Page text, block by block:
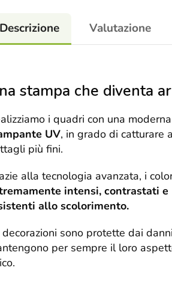
Descrizione Valutazione
stampa che diventa
i quadri con una moderna
UV, in grado di catturare
più fini.
alla tecnologia avanzata, i
intensi, contrastati e
allo scolorimento.
decorazioni sono protette dai
per sempre il loro